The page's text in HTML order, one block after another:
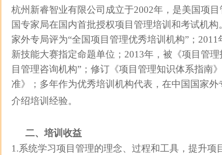
杭州新睿智业有限公司成立于2002年，是美国项
国专家局在国内首批授权项目管理培训和考试机
家外专局评为“全国项目管理优秀培训机构”；
新技能大赛指定命题单位；2013年，被《项目管
目管理咨询机构”；修订《项目管理知识体系指南
准》；多年作为优秀培训机构代表，在中国国家
介绍培训经验。
二、培训收益
1.系统学习项目管理的理念、过程和工具，提升项